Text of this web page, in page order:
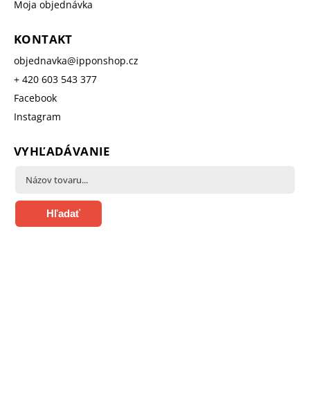
Moja objednávka
KONTAKT
objednavka@ipponshop.cz
+ 420 603 543 377
Facebook
Instagram
VYHĽADÁVANIE
Hľadať